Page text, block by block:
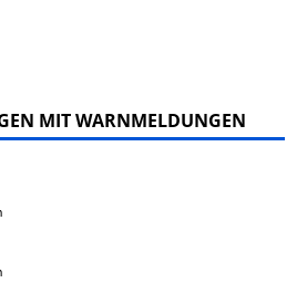
MIT WARNMELDUNGEN